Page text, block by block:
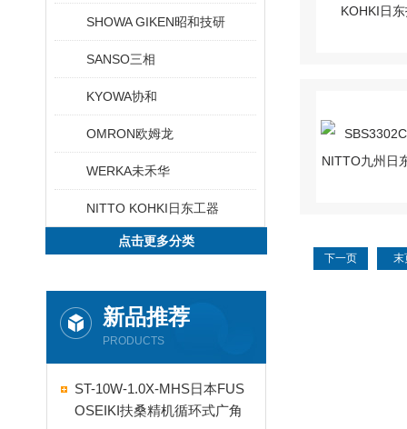
SHOWA GIKEN昭和技研
SANSO三相
KYOWA协和
OMRON欧姆龙
WERKA未禾华
NITTO KOHKI日东工器
点击更多分类
新品推荐
PRODUCTS
ST-10W-1.0X-MHS日本FUS
OSEIKI扶桑精机循环式广角
下一页 末